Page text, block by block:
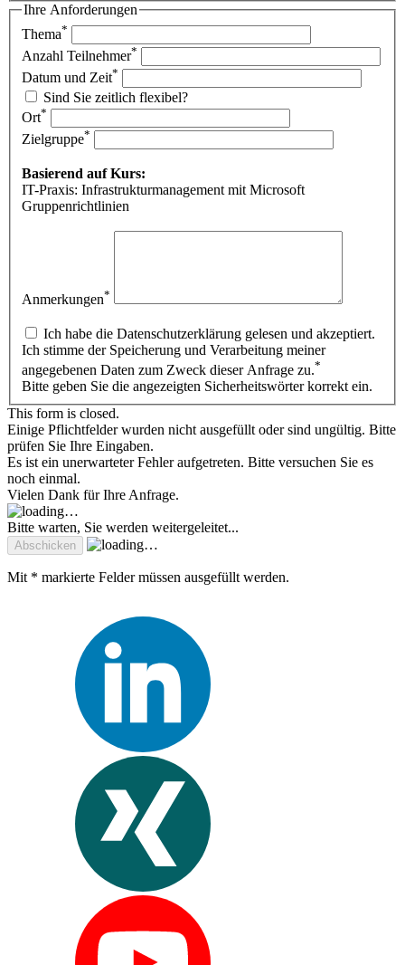
Ihre Anforderungen
Thema*
Anzahl Teilnehmer*
Datum und Zeit*
Sind Sie zeitlich flexibel?
Ort*
Zielgruppe*
Basierend auf Kurs:
IT-Praxis: Infrastrukturmanagement mit Microsoft
Gruppenrichtlinien
Anmerkungen*
Ich habe die Datenschutzerklärung gelesen und akzeptiert.
Ich stimme der Speicherung und Verarbeitung meiner
angegebenen Daten zum Zweck dieser Anfrage zu.*
Bitte geben Sie die angezeigten Sicherheitswörter korrekt ein.
This form is closed.
Einige Pflichtfelder wurden nicht ausgefüllt oder sind ungültig. Bitte
prüfen Sie Ihre Eingaben.
Es ist ein unerwarteter Fehler aufgetreten. Bitte versuchen Sie es
noch einmal.
Vielen Dank für Ihre Anfrage.
Bitte warten, Sie werden weitergeleitet...
Mit * markierte Felder müssen ausgefüllt werden.